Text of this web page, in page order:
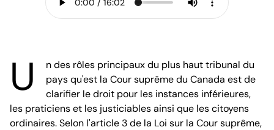
U
n des rôles principaux du plus haut tribunal du
pays qu'est la Cour suprême du Canada est de
clarifier le droit pour les instances inférieures,
les praticiens et les justiciables ainsi que les citoyens
ordinaires. Selon l'article 3 de la Loi sur la Cour suprême,